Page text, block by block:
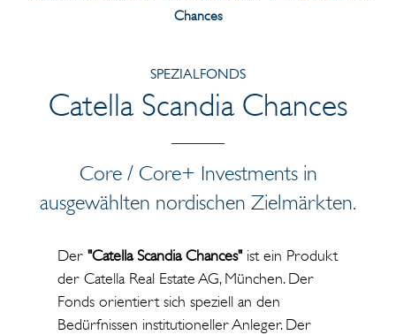
Chances
SPEZIALFONDS
Catella Scandia Chances
Core / Core+ Investments in
ausgewählten nordischen Zielmärkten.
Der "Catella Scandia Chances" ist ein Produkt
der Catella Real Estate AG, München. Der
Fonds orientiert sich speziell an den
Bedürfnissen institutioneller Anleger. Der